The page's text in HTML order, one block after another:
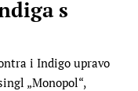
s
i Indigo upravo
„Monopol“,